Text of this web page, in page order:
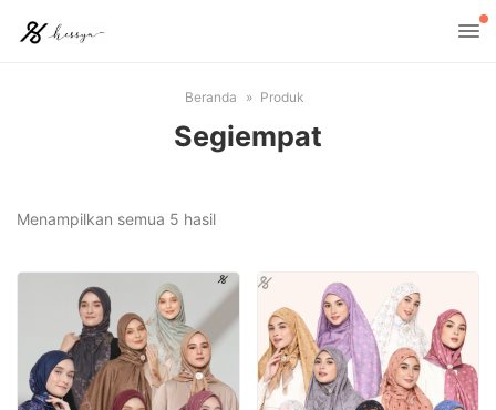
Beranda Produk
Segiempat
Menampilkan semua 5 hasil